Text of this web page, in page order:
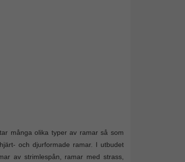
många olika typer av ramar så som
och djurformade ramar. I utbudet
av strimlespån, ramar med strass,